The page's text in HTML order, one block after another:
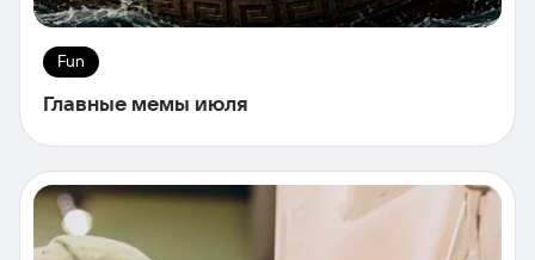
Fun
Главные мемы июля